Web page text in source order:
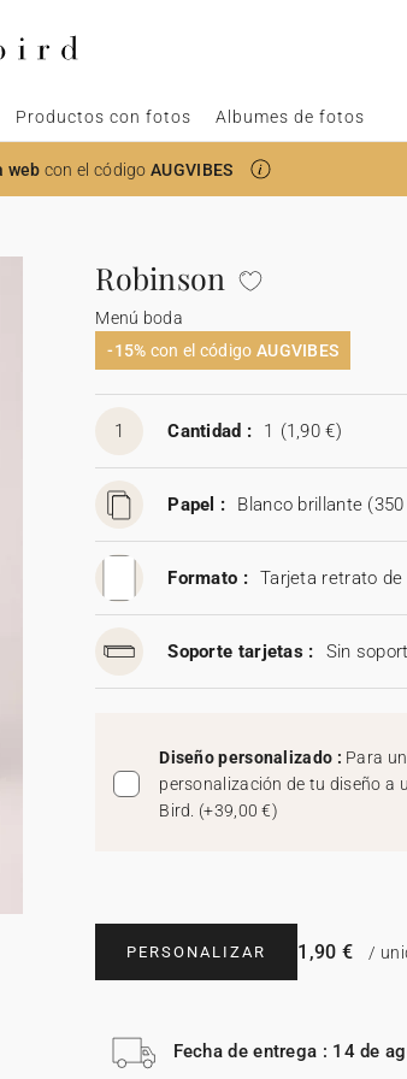
Productos con fotos Albumes de fotos
web con el códigoAUGVIBES
Robinson
Menú boda
-15% con el código AUGVIBES
1 Cantidad : 1 (1,90 €)
Papel : Blanco brillante
Formato : Tarjeta retrato
Soporte tarjetas : Sin
Diseño personalizado : Para
personalización de tu diseño a
Bird. (+39,00 €)
PERSONALIZAR 1,90 € /
Fecha de entrega : 14 de